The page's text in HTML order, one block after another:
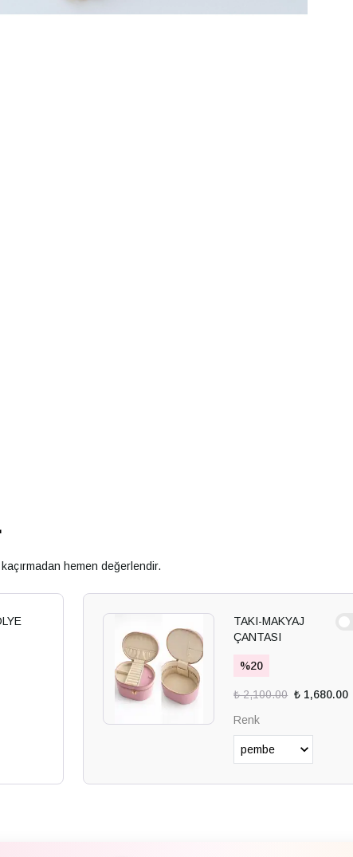
hemen değerlendir.
TAKI-MAKYAJ
ÇANTASI
%20
₺ 2,100.00 ₺ 1,680.00
Renk